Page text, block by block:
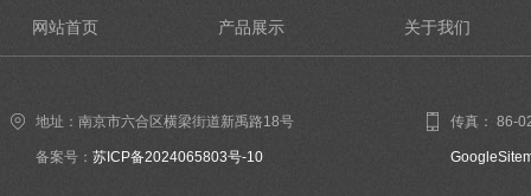
网站首页 产品展示 关于我们
地址：南京市六合区横梁街道新禹路18号
备案号： 苏ICP备2024065803号-10
传真： 86-